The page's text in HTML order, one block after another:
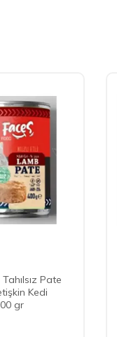
Pate
Kedi
gr